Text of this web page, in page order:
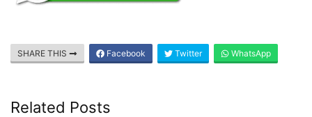
SHARE THIS Facebook Twitter WhatsApp
Related Posts